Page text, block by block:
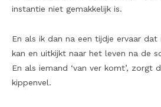
instantie niet gemakkelijk is.
En als ik dan na een tijdje ervaar
kan en uitkijkt naar het leven na de
En als iemand ‘van ver komt’, zorgt
kippenvel.